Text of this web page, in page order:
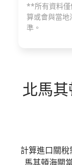
**所有資料僅
算或會與當
準。
北馬
計算進口關
馬其頓海關